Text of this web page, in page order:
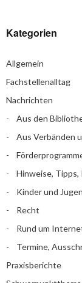
Kategorien
Allgemein
Fachstellenalltag
Nachrichten
Aus den
Aus Verbänden
Hinweise,
Kinder und
Recht
Rund um
Termine,
Praxisberichte